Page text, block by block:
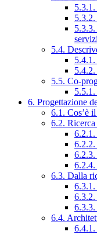
5.4.
5.4.1.
5.5. Co-
6. Progettazione
6.1. Cos’è
6.2.
6.2.3.
6.3. Dalla
6.3.1.
6.3.2.
6.4.
6.4.1.